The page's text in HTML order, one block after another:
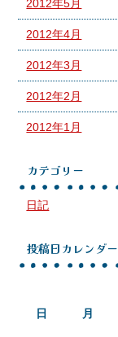
2012年5月
2012年4月
2012年3月
2012年2月
2012年1月
カテゴリー
日記
投稿日カレンダー
日
月